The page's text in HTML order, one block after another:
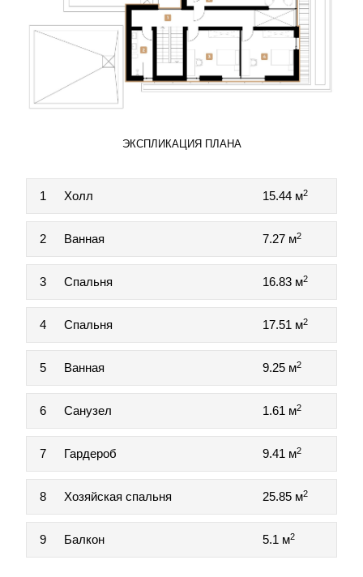
ЭКСПЛИКАЦИЯ ПЛАНА
1 Холл 15.44 м2
2 Ванная 7.27 м2
3 Спальня 16.83 м2
4 Спальня 17.51 м2
5 Ванная 9.25 м2
6 Санузел 1.61 м2
7 Гардероб 9.41 м2
8 Хозяйская спальня 25.85 м2
9 Балкон 5.1 м2